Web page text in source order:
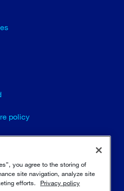
policy
you agree to the storing of
site navigation, analyze site
efforts.
Privacy policy